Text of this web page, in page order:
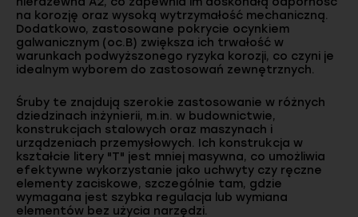
na korozję oraz wysoką wytrzymałość mechaniczną.
Dodatkowo, zastosowane pokrycie ocynkiem
galwanicznym (oc.B) zwiększa ich trwałość w
warunkach podwyższonego ryzyka korozji, co czyni je
idealnym wyborem do zastosowań zewnętrznych.
Śruby te znajdują szerokie zastosowanie w różnych
dziedzinach inżynierii, m.in. w budownictwie,
konstrukcjach stalowych oraz maszynach i
urządzeniach przemysłowych. Ich konstrukcja w
kształcie litery "T" jest mniej masywna, co umożliwia
efektywne wykorzystanie jako uchwyty czy ręczne
elementy zaciskowe, szczególnie tam, gdzie
wymagana jest szybka regulacja lub wymiana
elementów bez użycia narzędzi.